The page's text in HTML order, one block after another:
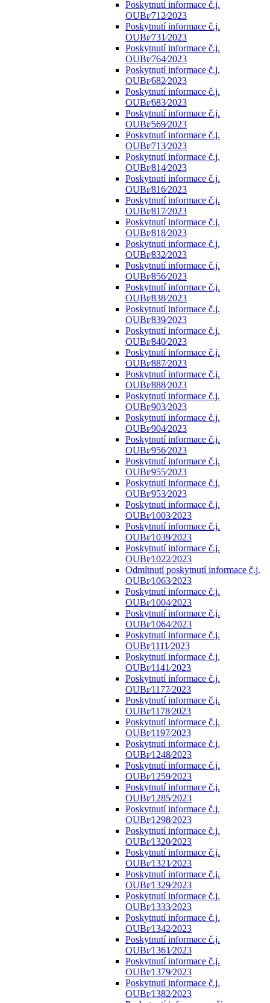
Poskytnutí informace č.j.
OUBr⁄712⁄2023
Poskytnutí informace č.j.
OUBr⁄731⁄2023
Poskytnutí informace č.j.
OUBr⁄764⁄2023
Poskytnutí informace č.j.
OUBr⁄682⁄2023
Poskytnutí informace č.j.
OUBr⁄683⁄2023
Poskytnutí informace č.j.
OUBr⁄569⁄2023
Poskytnutí informace č.j.
OUBr⁄713⁄2023
Poskytnutí informace č.j.
OUBr⁄814⁄2023
Poskytnutí informace č.j.
OUBr⁄816⁄2023
Poskytnutí informace č.j.
OUBr⁄817⁄2023
Poskytnutí informace č.j.
OUBr⁄818⁄2023
Poskytnutí informace č.j.
OUBr⁄832⁄2023
Poskytnutí informace č.j.
OUBr⁄856⁄2023
Poskytnutí informace č.j.
OUBr⁄838⁄2023
Poskytnutí informace č.j.
OUBr⁄839⁄2023
Poskytnutí informace č.j.
OUBr⁄840⁄2023
Poskytnutí informace č.j.
OUBr⁄887⁄2023
Poskytnutí informace č.j.
OUBr⁄888⁄2023
Poskytnutí informace č.j.
OUBr⁄903⁄2023
Poskytnutí informace č.j.
OUBr⁄904⁄2023
Poskytnutí informace č.j.
OUBr⁄956⁄2023
Poskytnutí informace č.j.
OUBr⁄955⁄2023
Poskytnutí informace č.j.
OUBr⁄953⁄2023
Poskytnutí informace č.j.
OUBr⁄1003⁄2023
Poskytnutí informace č.j.
OUBr⁄1039⁄2023
Poskytnutí informace č.j.
OUBr⁄1022⁄2023
Odmítnutí poskytnutí informace č.j.
OUBr⁄1063⁄2023
Poskytnutí informace č.j.
OUBr⁄1004⁄2023
Poskytnutí informace č.j.
OUBr⁄1064⁄2023
Poskytnutí informace č.j.
OUBr⁄1111⁄2023
Poskytnutí informace č.j.
OUBr⁄1141⁄2023
Poskytnutí informace č.j.
OUBr⁄1177⁄2023
Poskytnutí informace č.j.
OUBr⁄1178⁄2023
Poskytnutí informace č.j.
OUBr⁄1197⁄2023
Poskytnutí informace č.j.
OUBr⁄1248⁄2023
Poskytnutí informace č.j.
OUBr⁄1259⁄2023
Poskytnutí informace č.j.
OUBr⁄1285⁄2023
Poskytnutí informace č.j.
OUBr⁄1298⁄2023
Poskytnutí informace č.j.
OUBr⁄1320⁄2023
Poskytnutí informace č.j.
OUBr⁄1321⁄2023
Poskytnutí informace č.j.
OUBr⁄1329⁄2023
Poskytnutí informace č.j.
OUBr⁄1333⁄2023
Poskytnutí informace č.j.
OUBr⁄1342⁄2023
Poskytnutí informace č.j.
OUBr⁄1361⁄2023
Poskytnutí informace č.j.
OUBr⁄1379⁄2023
Poskytnutí informace č.j.
OUBr⁄1382⁄2023